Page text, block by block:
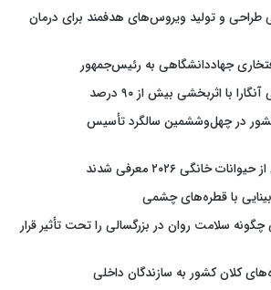
طراحی و تولید ویروس‌های هدفمند برای درمان
جهاددانشگاهی به رئیس‌جمهور
با اثربخشی بیش از ۹۰ درصد
کشور در چهل‌وششمین سالگرد تأسیس
خانگی ۲۰۲۶ معرفی شدند
بینایی با قطره‌های چشمی
سلامت روان در بزرگسالی را تحت تأثیر قرار
کلان کشور به سازندگان داخلی